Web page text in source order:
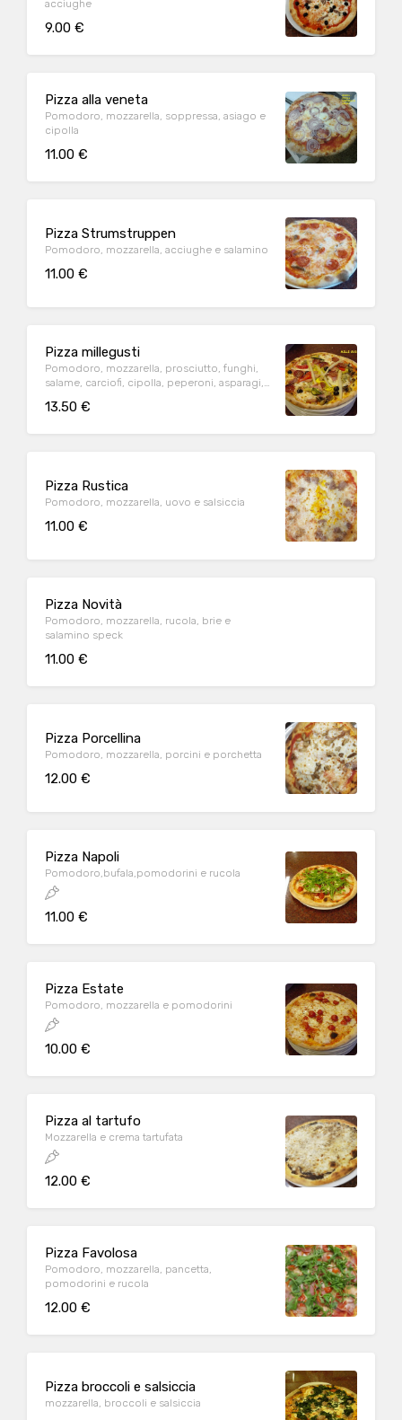
acciughe
9.00 €
Pizza alla veneta
Pomodoro, mozzarella, soppressa, asiago e
cipolla
11.00 €
Pizza Strumstruppen
Pomodoro, mozzarella, acciughe e salamino
11.00 €
Pizza millegusti
Pomodoro, mozzarella, prosciutto, funghi,
salame, carciofi, cipolla, peperoni, asparagi,
13.50 €
Pizza Rustica
Pomodoro, mozzarella, uovo e salsiccia
11.00 €
Pizza Novità
Pomodoro, mozzarella, rucola, brie e
salamino speck
11.00 €
Pizza Porcellina
Pomodoro, mozzarella, porcini e porchetta
12.00 €
Pizza Napoli
Pomodoro,bufala,pomodorini e rucola
11.00 €
Pizza Estate
Pomodoro, mozzarella e pomodorini
10.00 €
Pizza al tartufo
Mozzarella e crema tartufata
12.00 €
Pizza Favolosa
Pomodoro, mozzarella, pancetta,
pomodorini e rucola
12.00 €
Pizza broccoli e salsiccia
mozzarella, broccoli e salsiccia